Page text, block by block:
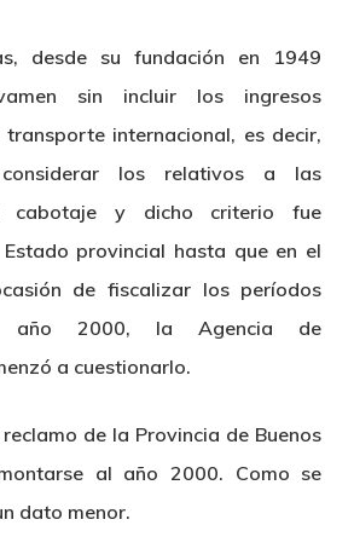
desde su fundación en 1949
sin incluir los ingresos
internacional, es decir,
los relativos a las
cabotaje y dicho criterio fue
provincial hasta que en el
de fiscalizar los períodos
año 2000, la Agencia de
a cuestionarlo.
de la Provincia de Buenos
al año 2000. Como se
dato menor.